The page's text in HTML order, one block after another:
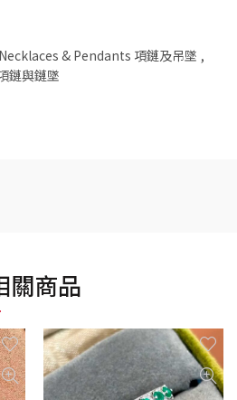
Necklaces & Pendants 項鏈及吊墜 ,
鏈與鏈墜
關商品